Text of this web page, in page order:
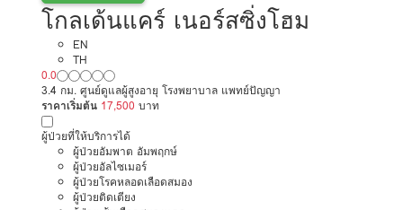
โกลเด้นแคร์ เนอร์สซิ่งโฮม
EN
TH
0.0
3.4 กม. ศูนย์ดูแลผู้สูงอายุ โรงพยาบาล แพทย์ปัญญา
ราคาเริ่มต้น 17,500 บาท
ผู้ป่วยที่ให้บริการได้
ผู้ป่วยอัมพาต อัมพฤกษ์
ผู้ป่วยอัลไซเมอร์
ผู้ป่วยโรคหลอดเลือดสมอง
ผู้ป่วยติดเตียง